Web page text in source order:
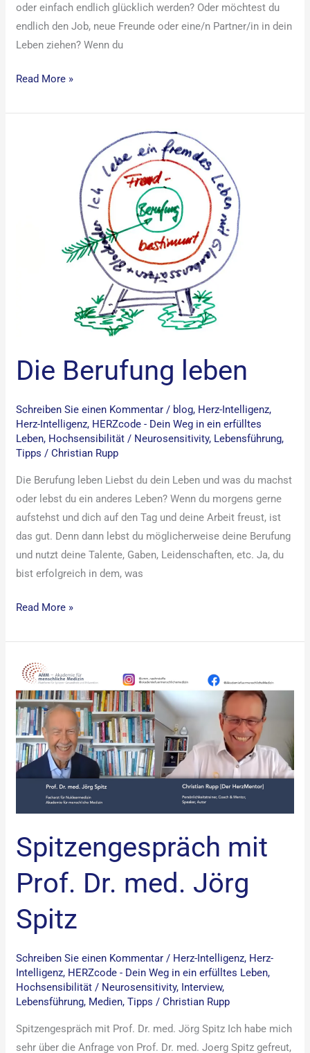
oder einfach endlich glücklich werden? Oder möchtest du
endlich den Job, neue Freunde oder eine/n Partner/in in dein
Leben ziehen? Wenn du
Read More »
Die Berufung leben
Schreiben Sie einen Kommentar / blog, Herz-Intelligenz,
Herz-Intelligenz, HERZcode - Dein Weg in ein erfülltes
Leben, Hochsensibilität / Neurosensitivity, Lebensführung,
Tipps /Christian Rupp
Die Berufung leben Liebst du dein Leben und was du machst
oder lebst du ein anderes Leben? Wenn du morgens gerne
aufstehst und dich auf den Tag und deine Arbeit freust, ist
das gut. Denn dann lebst du möglicherweise deine Berufung
und nutzt deine Talente, Gaben, Leidenschaften, etc. Ja, du
bist erfolgreich in dem, was
Read More »
Spitzengespräch mit
Prof. Dr. med. Jörg
Spitz
Schreiben Sie einen Kommentar / Herz-Intelligenz, Herz-
Intelligenz, HERZcode - Dein Weg in ein erfülltes Leben,
Hochsensibilität / Neurosensitivity, Interview,
Lebensführung, Medien,Tipps /Christian Rupp
Spitzengespräch mit Prof. Dr. med. Jörg Spitz Ich habe mich
sehr über die Anfrage von Prof. Dr. med. Joerg Spitz gefreut,
Spitzengespräch
mit
Prof.
Dr.
med.
Jörg
Spitz